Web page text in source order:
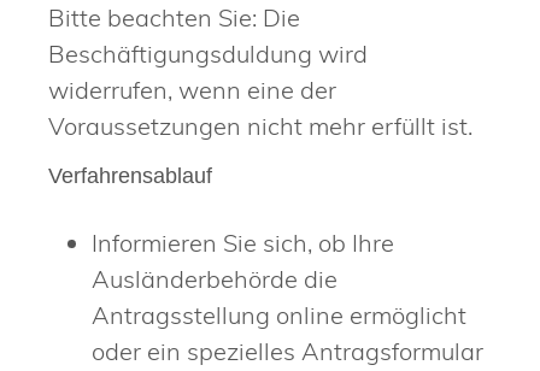
Bitte beachten Sie: Die
Beschäftigungsduldung wird
widerrufen, wenn eine der
Voraussetzungen nicht mehr erfüllt ist.
Verfahrensablauf
Informieren Sie sich, ob Ihre
Ausländerbehörde die
Antragsstellung online ermöglicht
oder ein spezielles Antragsformular